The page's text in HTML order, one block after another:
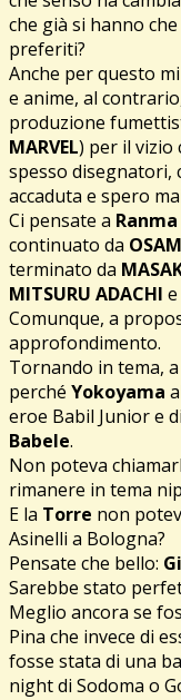
che già si hanno
preferiti?
Anche per questo
e anime, al
produzione
MARVEL) per il vizio
spesso disegnatori,
accaduta e spero
Ci pensate a
continuato da
terminato da
MITSURU ADACHI e
Comunque, a
approfondimento.
Tornando in tema,
perché Yokoyama
eroe Babil Junior e
Babele.
Non poteva
rimanere in tema
E la Torre non
Asinelli a Bologna?
Pensate che bello:
Sarebbe stato
Meglio ancora se
Pina che invece di
fosse stata di una
night di Sodoma o